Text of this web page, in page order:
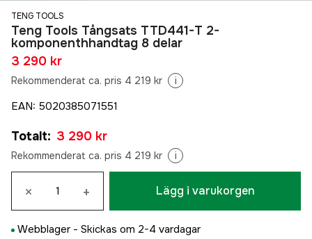
TENG TOOLS
Teng Tools Tångsats TTD441-T 2-
komponenthhandtag 8 delar
3 290 kr
Rekommenderat ca. pris 4 219 kr i
EAN: 5020385071551
Totalt: 3 290 kr
Rekommenderat ca. pris 4 219 kr i
× + Lägg i varukorgen
Webblager - Skickas om 2-4 vardagar